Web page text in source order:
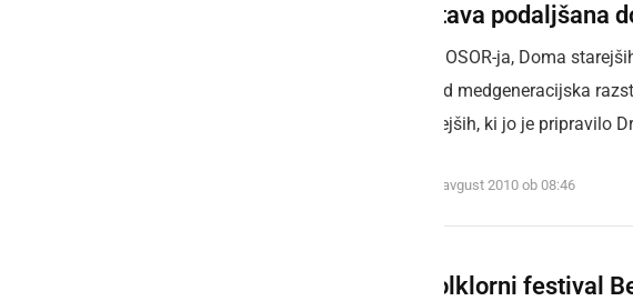
Razstava podaljšana
V avli DOSOR-ja, Doma
na ogled medgeneracijska
najstarejših, ki jo je pripravilo
sreda, 4. avgust 2010 ob 08:46
40. folklorni festival